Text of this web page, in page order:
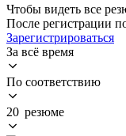
Чтобы видеть все
После регистрации
Зарегистрироваться
За всё время
По соответствию
20 резюме